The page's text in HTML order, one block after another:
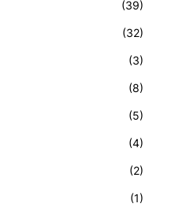
(39)
(32)
(3)
(8)
(5)
(4)
(2)
(1)